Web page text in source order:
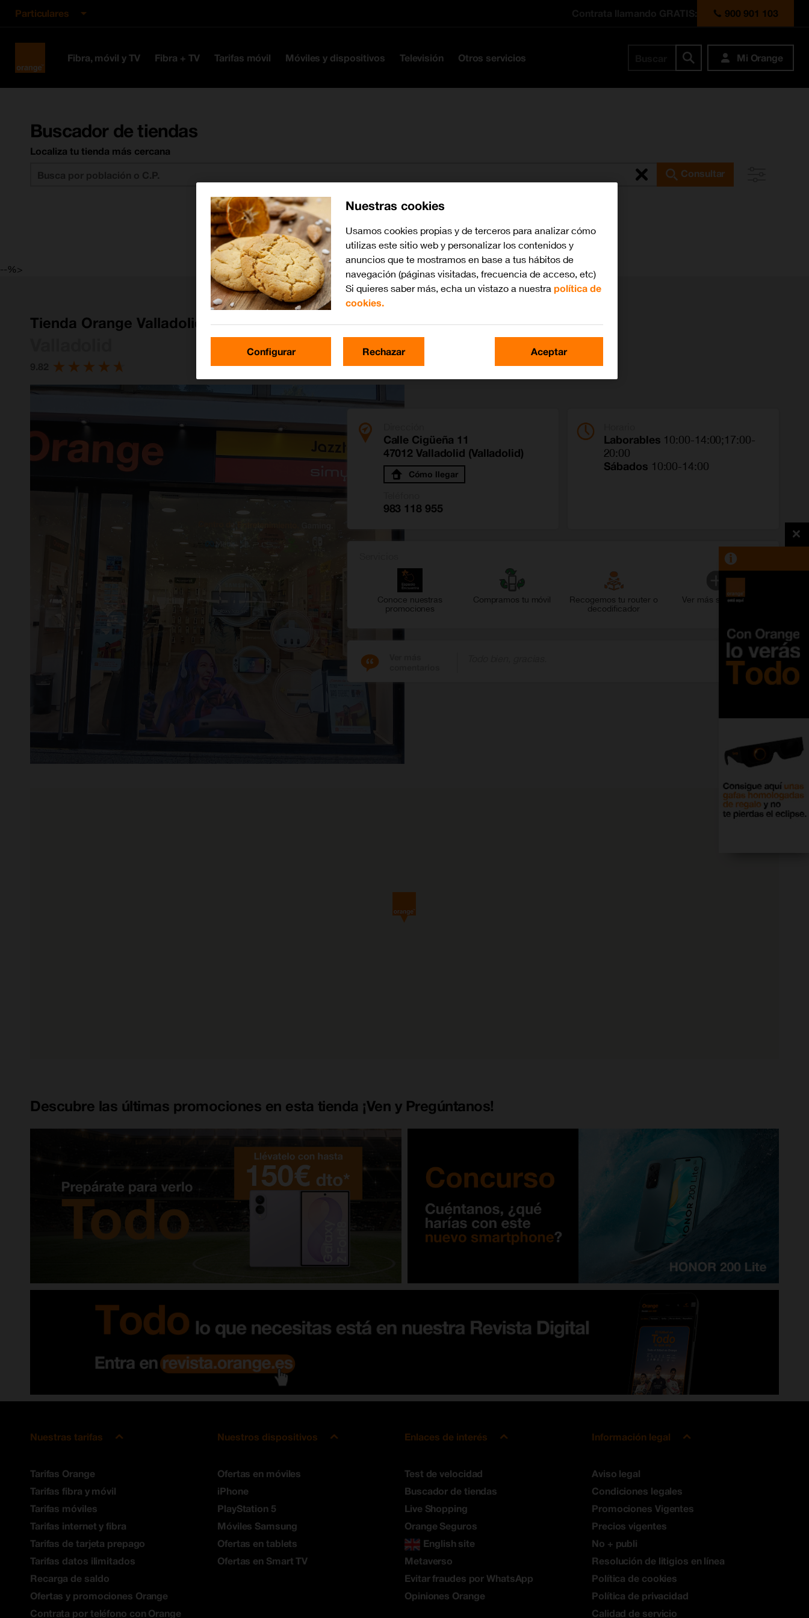
Particulares 900 901 103
EspañaFibra, móvil y TV Fibra + TV Tarifas móvil Móviles y dispositivos Televisión Otros servicios Buscar Mi Orange
Buscador de tiendas
Localiza tu tienda más cercana
Consultar
Buscar tiendas cerca de mí
--%>
Tienda Orange Valladolid Calle Cigüeña
Calle Cigüeña 11
47012 Valladolid (Valladolid)
Cómo llegar
983 118 955
Laborables 10:00-14:00;17:00-
20:00
Sábados 10:00-14:00
Conoce nuestras
promociones
Compramos tu móvil
Recogemos tu router o
decodificador
Ver más servicios
Descubre las últimas promociones en esta tienda ¡Ven y Pregúntanos!
Nuestras tarifas
Tarifas Orange
Tarifas fibra y móvil
Tarifas móviles
Tarifas internet y fibra
Tarifas de tarjeta prepago
Tarifas datos ilimitados
Recarga de saldo
Ofertas y promociones Orange
Contrata por teléfono con Orange
Nuestros dispositivos
Ofertas en móviles
iPhone
PlayStation 5
Móviles Samsung
Ofertas en tablets
Ofertas en Smart TV
Enlaces de interés
Test de velocidad
Buscador de tiendas
Live Shopping
Orange Seguros
English site
Metaverso
Evitar fraudes por WhatsApp
Opiniones Orange
Información legal
Aviso legal
Condiciones legales
Promociones Vigentes
Precios vigentes
No + publi
Resolución de litigios en línea
Política de cookies
Política de privacidad
Calidad de servicio
Nuestras cookies
Usamos cookies propias y de terceros para analizar cómo
utilizas este sitio web y personalizar los contenidos y
anuncios que te mostramos en base a tus hábitos de
navegación (páginas visitadas, frecuencia de acceso, etc)
Si quieres saber más, echa un vistazo a nuestrapolítica de
cookies.
Configurar Rechazar Aceptar